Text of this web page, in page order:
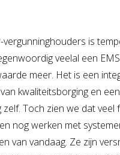
is
veelal een
meer. Het is een
kwaliteitsborging en
zelf. Toch zien we dat veel
nog werken met
van vandaag. Ze zijn